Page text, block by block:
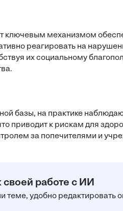
ключевым механизмом
реагировать на
их социальному
базы, на практике
приводит к рискам для
за попечителями и
работе с ИИ
теме, удобно редактировать